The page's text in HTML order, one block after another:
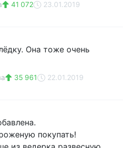
41 072 23.01.2019
Она тоже очень
35 961 22.01.2019
покупать!